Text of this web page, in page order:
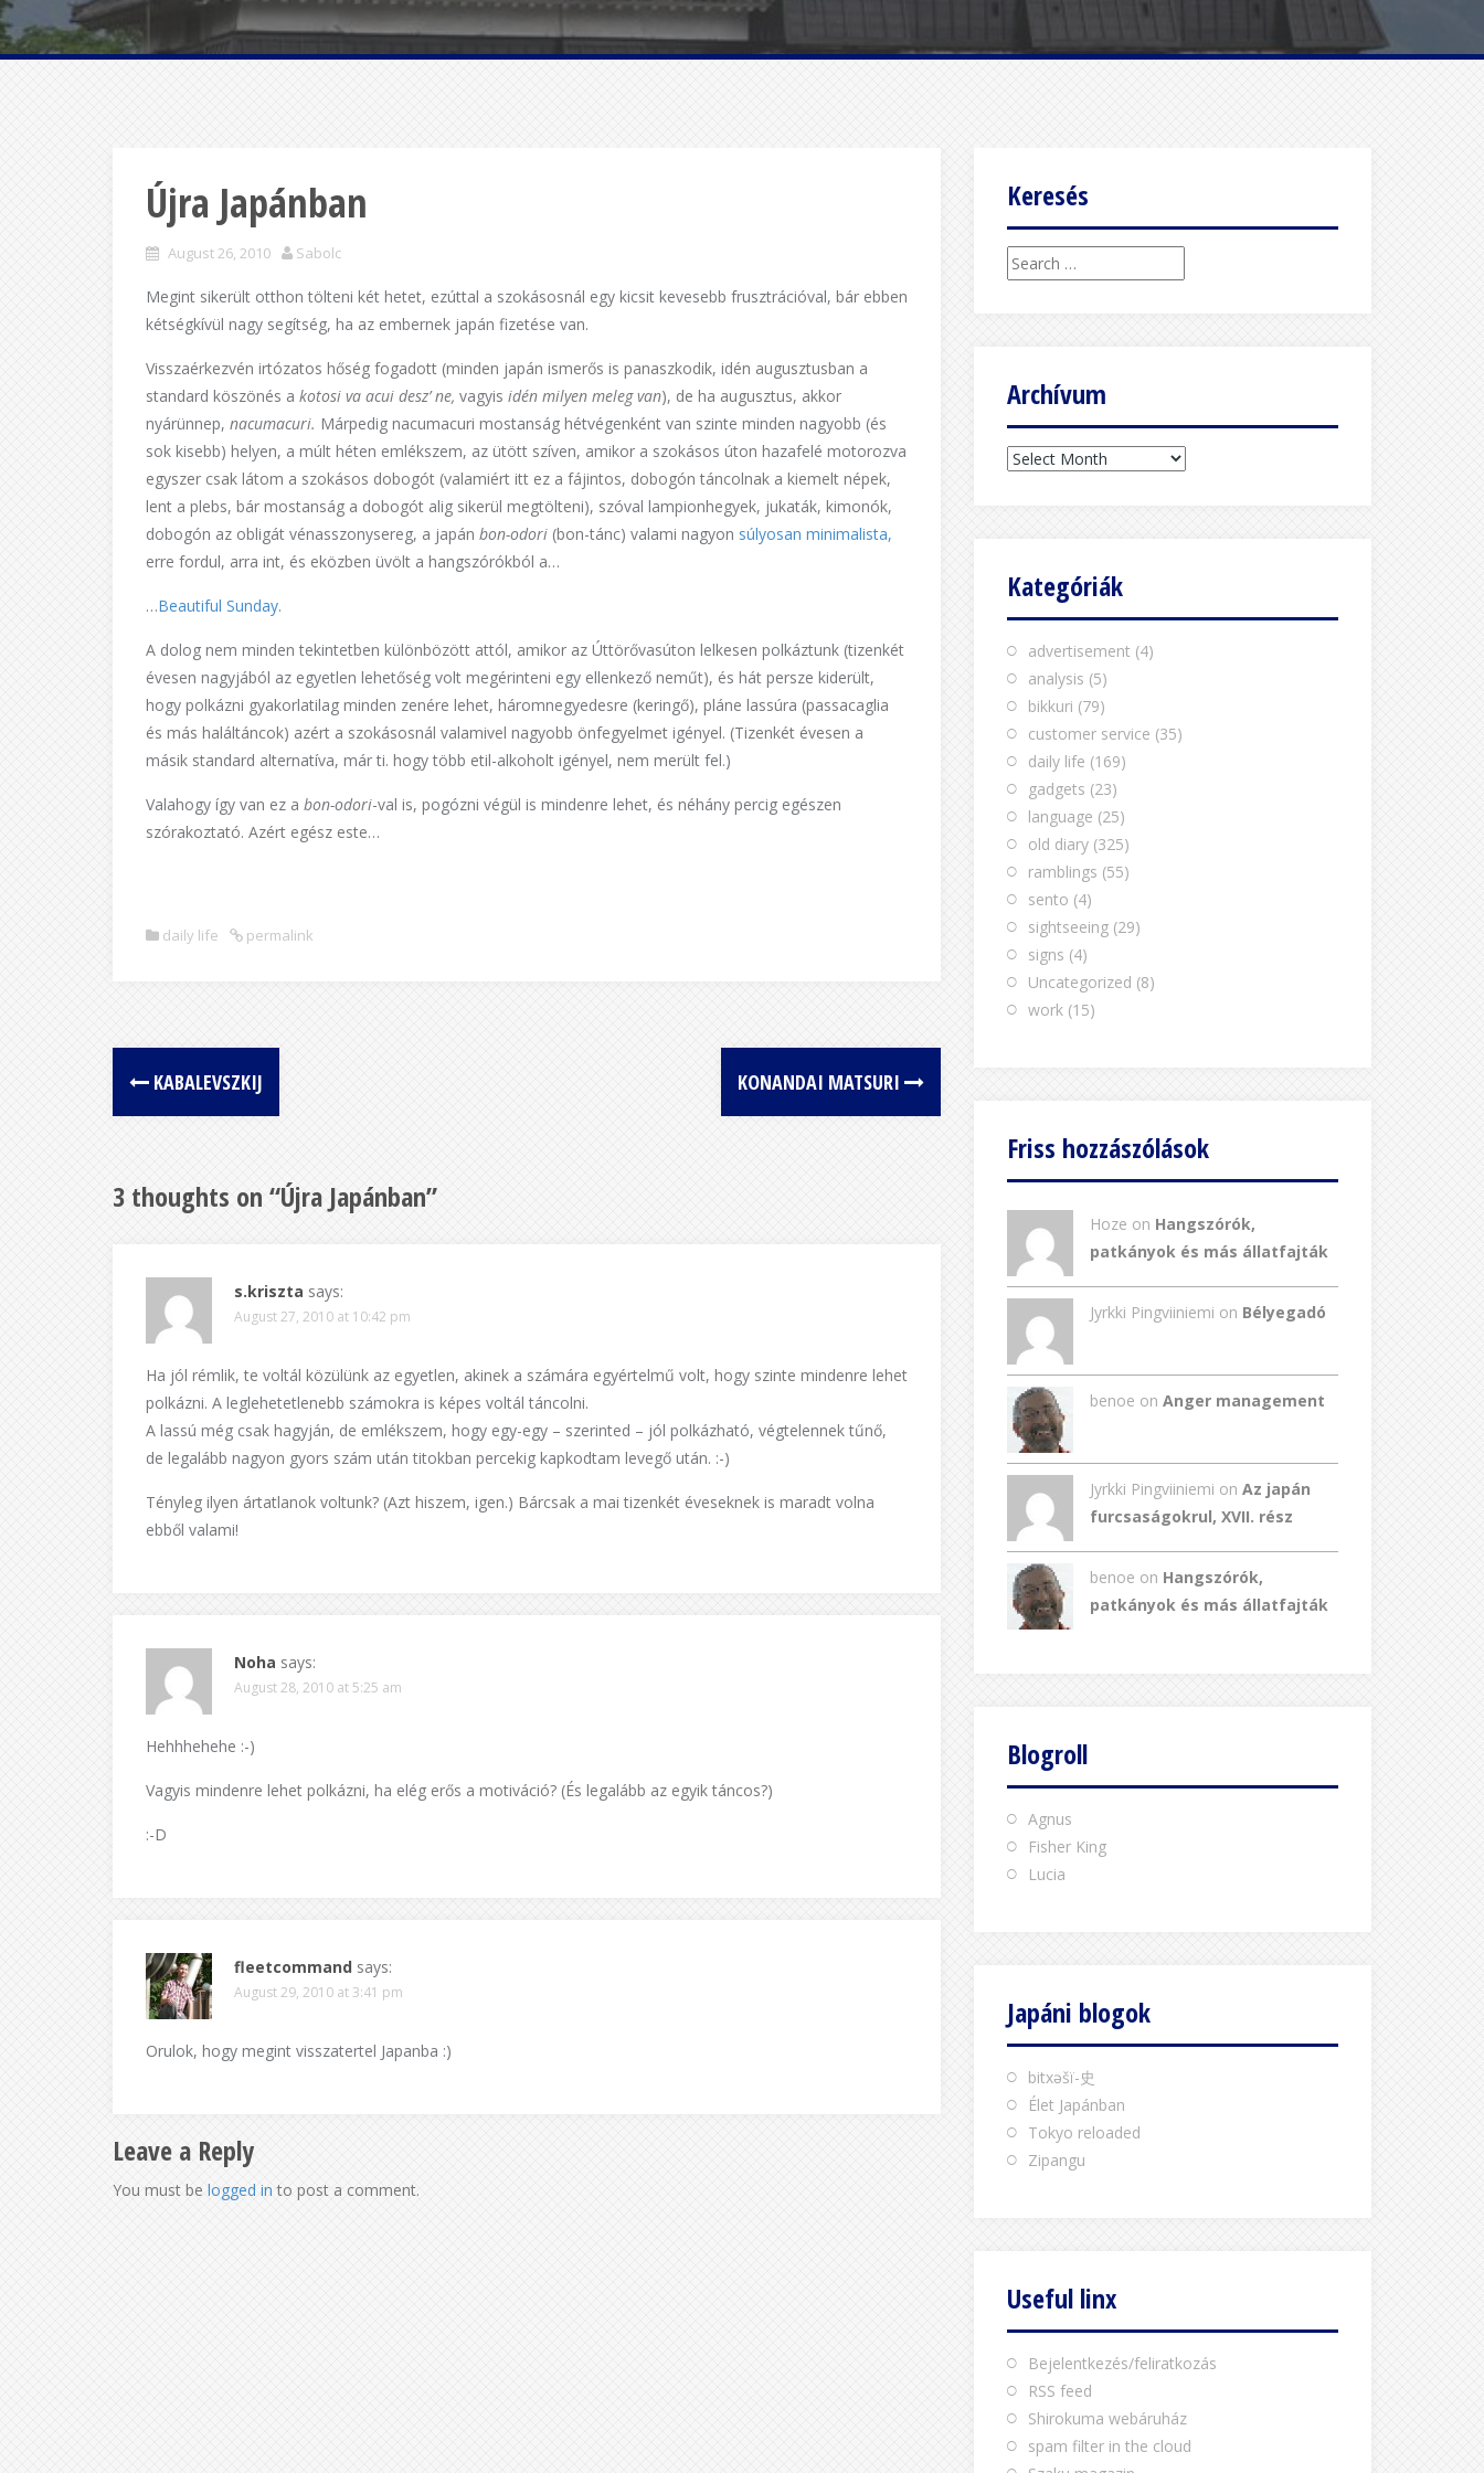
Újra Japánban
August 26, 2010 Sabolc
Megint sikerült otthon tölteni két hetet, ezúttal a szokásosnál egy kicsit kevesebb frusztrációval, bár ebben
kétségkívül nagy segítség, ha az embernek japán fizetése van.
Visszaérkezvén irtózatos hőség fogadott (minden japán ismerős is panaszkodik, idén augusztusban a
standard köszönés a kotosi va acui desz’ ne, vagyis idén milyen meleg van), de ha augusztus, akkor
nyárünnep, nacumacuri. Márpedig nacumacuri mostanság hétvégenként van szinte minden nagyobb (és
sok kisebb) helyen, a múlt héten emlékszem, az ütött szíven, amikor a szokásos úton hazafelé motorozva
egyszer csak látom a szokásos dobogót (valamiért itt ez a fájintos, dobogón táncolnak a kiemelt népek,
lent a plebs, bár mostanság a dobogót alig sikerül megtölteni), szóval lampionhegyek, jukaták, kimonók,
dobogón az obligát vénasszonysereg, a japán bon-odori (bon-tánc) valami nagyon súlyosan minimalista,
erre fordul, arra int, és eközben üvölt a hangszórókból a…
…Beautiful Sunday.
A dolog nem minden tekintetben különbözött attól, amikor az Úttörővasúton lelkesen polkáztunk (tizenkét
évesen nagyjából az egyetlen lehetőség volt megérinteni egy ellenkező neműt), és hát persze kiderült,
hogy polkázni gyakorlatilag minden zenére lehet, háromnegyedesre (keringő), pláne lassúra (passacaglia
és más haláltáncok) azért a szokásosnál valamivel nagyobb önfegyelmet igényel. (Tizenkét évesen a
másik standard alternatíva, már ti. hogy több etil-alkoholt igényel, nem merült fel.)
Valahogy így van ez a bon-odori-val is, pogózni végül is mindenre lehet, és néhány percig egészen
szórakoztató. Azért egész este…
daily life permalink
KABALEVSZKIJ KONANDAI MATSURI
3 thoughts on “Újra Japánban”
s.kriszta says:
August 27, 2010 at 10:42 pm
Ha jól rémlik, te voltál közülünk az egyetlen, akinek a számára egyértelmű volt, hogy szinte mindenre lehet
polkázni. A leglehetetlenebb számokra is képes voltál táncolni.
A lassú még csak hagyján, de emlékszem, hogy egy-egy – szerinted – jól polkázható, végtelennek tűnő,
de legalább nagyon gyors szám után titokban percekig kapkodtam levegő után. :-)
Tényleg ilyen ártatlanok voltunk? (Azt hiszem, igen.) Bárcsak a mai tizenkét éveseknek is maradt volna
ebből valami!
Noha says:
August 28, 2010 at 5:25 am
Hehhhehehe :-)
Vagyis mindenre lehet polkázni, ha elég erős a motiváció? (És legalább az egyik táncos?)
:-D
fleetcommand says:
August 29, 2010 at 3:41 pm
Orulok, hogy megint visszatertel Japanba :)
Leave a Reply
You must be logged in to post a comment.
Keresés
Search
for:
Archívum
Archívum
Kategóriák
advertisement (4)
analysis (5)
bikkuri (79)
customer service (35)
daily life (169)
gadgets (23)
language (25)
old diary (325)
ramblings (55)
sento (4)
sightseeing (29)
signs (4)
Uncategorized (8)
work (15)
Friss hozzászólások
Hoze on Hangszórók,
patkányok és más állatfajták
Jyrkki Pingviiniemi on Bélyegadó
benoe on Anger management
Jyrkki Pingviiniemi on Az japán
furcsaságokrul, XVII. rész
benoe on Hangszórók,
patkányok és más állatfajták
Blogroll
Agnus
Fisher King
Lucia
Japáni blogok
bitxəšï-史
Élet Japánban
Tokyo reloaded
Zipangu
Useful linx
Bejelentkezés/feliratkozás
RSS feed
Shirokuma webáruház
spam filter in the cloud